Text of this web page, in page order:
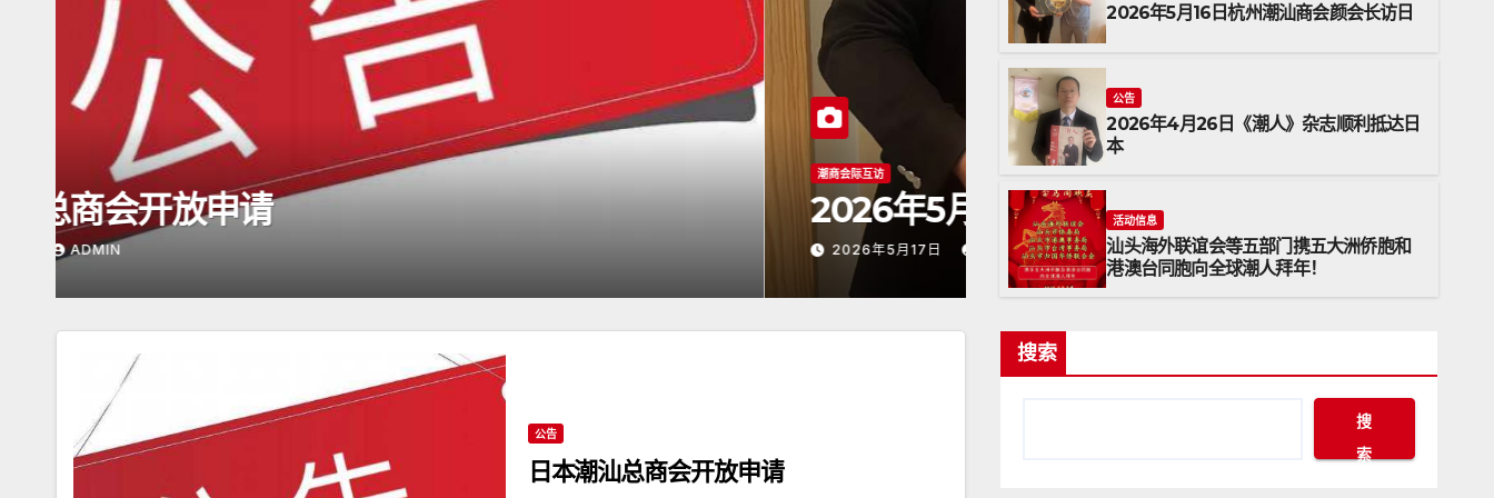
潮商会际互访
2026年5月16日杭州潮汕商会颜会长访日 2026年4月26日《潮人》杂志
2026年4月26日 ADMIN
2026年5月16日杭州潮汕商会颜会长访日
公告
2026年4月26日《潮人》杂志顺利抵达日
本
活动信息
汕头海外联谊会等五部门携五大洲侨胞和
港澳台同胞向全球潮人拜年！
公告
日本潮汕总商会开放申请
搜索
搜
索